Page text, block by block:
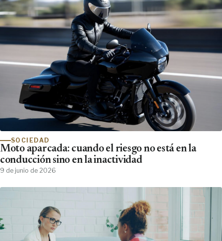
SOCIEDAD
Moto aparcada: cuando el riesgo no está en la
conducción sino en la inactividad
9 de junio de 2026